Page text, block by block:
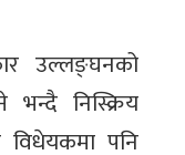
उल्लङ्घनको
निस्क्रिय
पनि